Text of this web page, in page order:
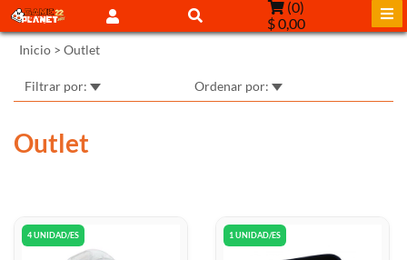
(0)
$ 0,00
Inicio > Outlet
Filtrar por: Ordenar por:
Outlet
4 UNIDAD/ES 1 UNIDAD/ES